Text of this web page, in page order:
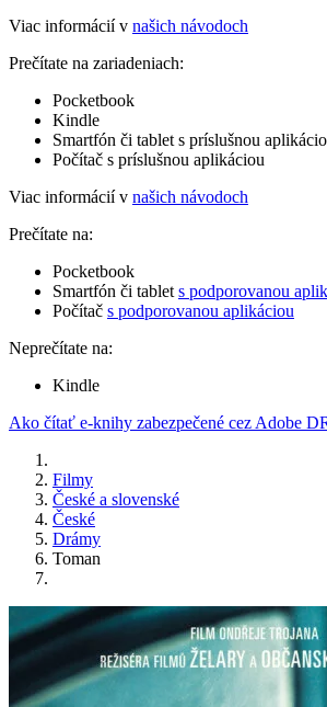
Viac informácií v našich návodoch
Prečítate na zariadeniach:
Pocketbook
Kindle
Smartfón či tablet s príslušnou
Počítač s príslušnou aplikáciou
Viac informácií v našich návodoch
Prečítate na:
Pocketbook
Smartfón či tablet s podporovanou
Počítač s podporovanou aplikáciou
Neprečítate na:
Kindle
Ako čítať e-knihy zabezpečené cez Adobe
Filmy
České a slovenské
České
Drámy
Toman